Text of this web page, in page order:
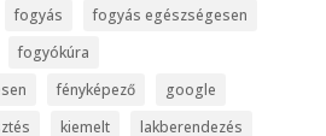
fogyás
fogyás egészségesen
fogyókúra
fényképező
google
kiemelt
lakberendezés